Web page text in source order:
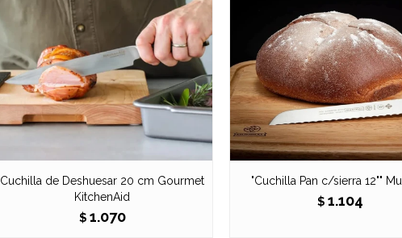
Cuchilla de Deshuesar 20 cm Gourmet
KitchenAid
$ 1.070
"Cuchilla Pan c/sierra 12""
$ 1.104